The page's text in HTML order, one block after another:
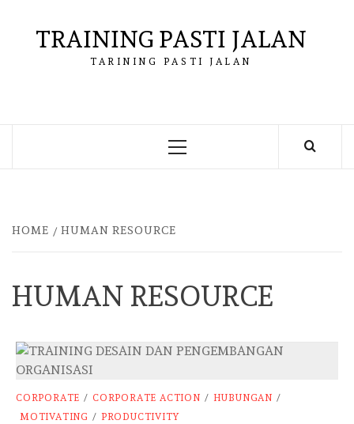
contentTRAINING PASTI JALAN
TARINING PASTI JALAN
Primary
HOME HUMAN RESOURCE
HUMAN RESOURCE
CORPORATE / CORPORATE ACTION / HUBUNGAN /
MOTIVATING / PRODUCTIVITY